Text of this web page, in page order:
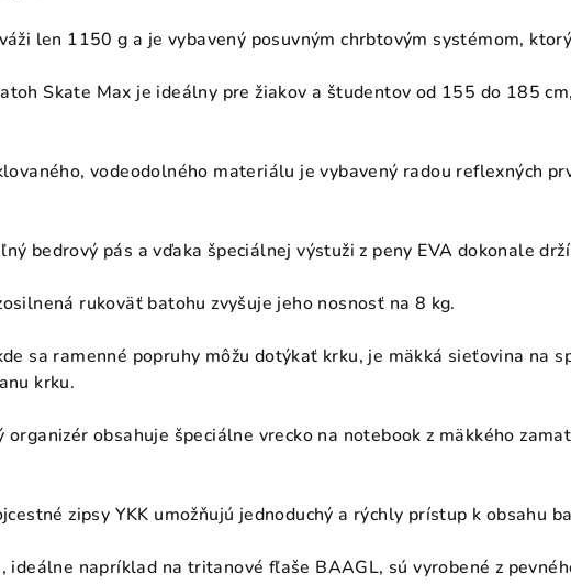
len 1150 g a je vybavený posuvným chrbtovým systémom,
Skate Max je ideálny pre žiakov a študentov od 155 do 185
vodeodolného materiálu je vybavený radou reflexných
bedrový pás a vďaka špeciálnej výstuži z peny EVA dokonale
rukoväť batohu zvyšuje jeho nosnosť na 8 kg.
sa ramenné popruhy môžu dotýkať krku, je mäkká sieťovina na
krku.
organizér obsahuje špeciálne vrecko na notebook z mäkkého
zipsy YKK umožňujú jednoduchý a rýchly prístup k obsahu
ideálne napríklad na tritanové fľaše BAAGL, sú vyrobené z